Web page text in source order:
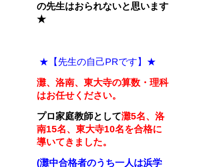
の先生はおられないと思います
★
★【先生の自己PRです】★
灘、洛南、東大寺の算数・理科
はお任せください。
プロ家庭教師として灘5名、洛
南15名、東大寺10名を合格に
導いてきました。
(灘中合格者のうち一人は浜学